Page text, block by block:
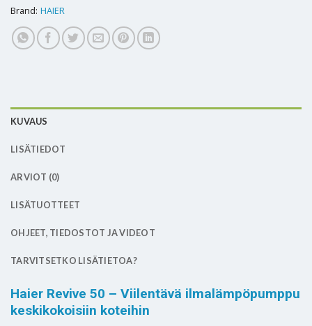
Brand: HAIER
KUVAUS
LISÄTIEDOT
ARVIOT (0)
LISÄTUOTTEET
OHJEET, TIEDOSTOT JA VIDEOT
TARVITSETKO LISÄTIETOA?
Haier Revive 50 – Viilentävä ilmalämpöpumppu
keskikokoisiin koteihin